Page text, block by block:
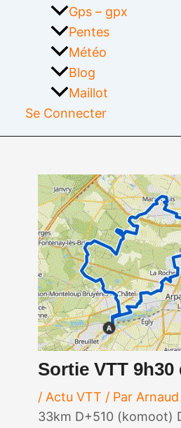
Gps – gpx
Pentes
Météo
Blog
Maillot
Se Connecter
Sortie VTT 9h30
/ Actu VTT / Par Arnaud
33km D+510 (komoot)